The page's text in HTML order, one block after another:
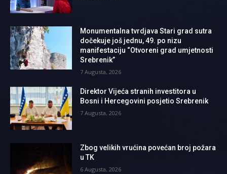
Monumentalna tvrdjava Stari grad sutra
dočekuje još jednu, 49. po nizu
manifestaciju “Otvoreni grad umjetnosti
Srebrenik”
7 Augusta, 2026
Direktor Vijeća stranih investitora u
Bosni i Hercegovini posjetio Srebrenik
7 Augusta, 2026
Zbog velikih vrućina povećan broj požara
u TK
6 Augusta, 2026